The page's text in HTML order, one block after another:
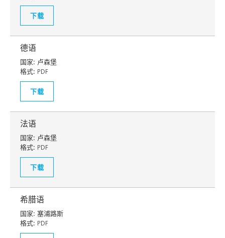
下载
德语
国家: 卢森堡
格式: PDF
下载
法语
国家: 卢森堡
格式: PDF
下载
希腊语
国家: 塞浦路斯
格式: PDF